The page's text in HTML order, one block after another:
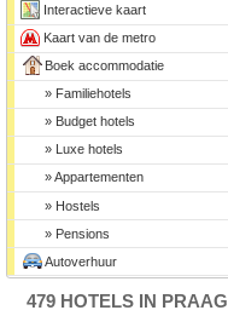
Interactieve kaart
Kaart van de metro
Boek accommodatie
» Familiehotels
» Budget hotels
» Luxe hotels
» Appartementen
» Hostels
» Pensions
Autoverhuur
479 HOTELS IN PRAAG